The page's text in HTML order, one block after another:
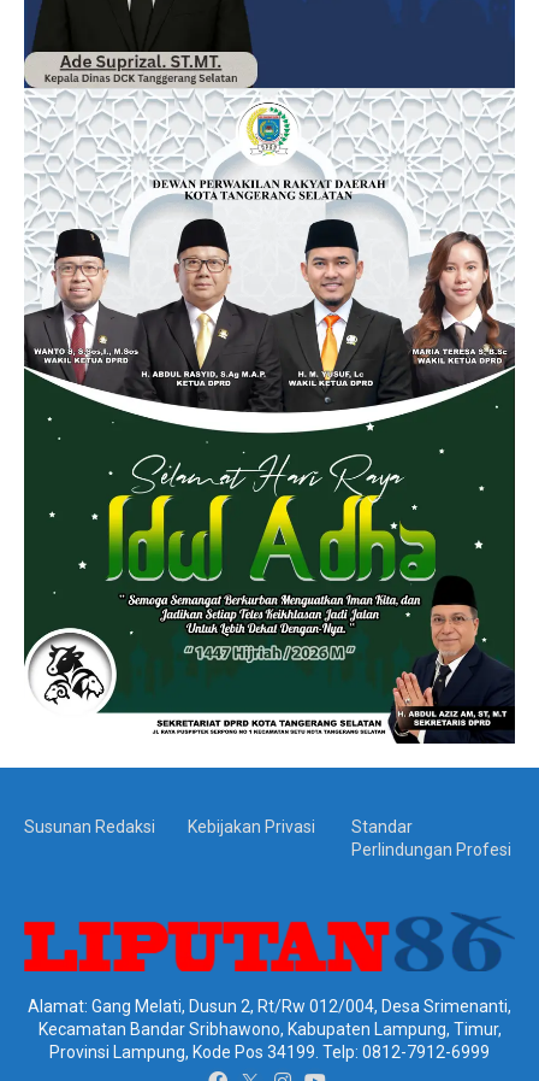
Susunan Redaksi Kebijakan Privasi
Standar
Perlindungan Profesi
Alamat: Gang Melati, Dusun 2, Rt/Rw 012/004, Desa Srimenanti,
Kecamatan Bandar Sribhawono, Kabupaten Lampung, Timur,
Provinsi Lampung, Kode Pos 34199. Telp: 0812-7912-6999